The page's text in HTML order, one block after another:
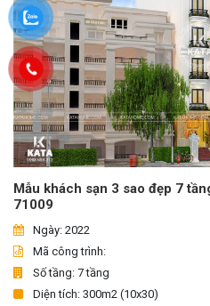
Mẫu khách sạn 3 sao đẹp 7
71009
Ngày: 2022
Mã công trình:
Số tầng: 7 tầng
Diện tích: 300m2 (10x30)